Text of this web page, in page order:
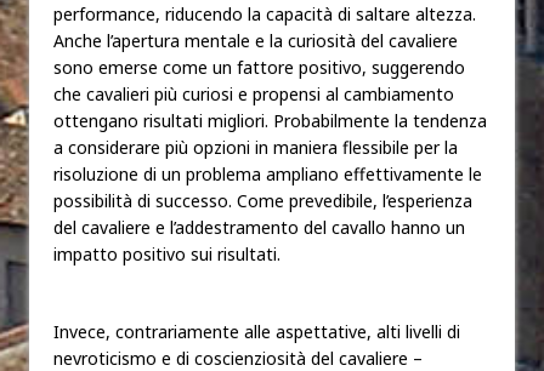
performance, riducendo la capacità di saltare altezza.
Anche l’apertura mentale e la curiosità del cavaliere
sono emerse come un fattore positivo, suggerendo
che cavalieri più curiosi e propensi al cambiamento
ottengano risultati migliori. Probabilmente la tendenza
a considerare più opzioni in maniera flessibile per la
risoluzione di un problema ampliano effettivamente le
possibilità di successo. Come prevedibile, l’esperienza
del cavaliere e l’addestramento del cavallo hanno un
impatto positivo sui risultati.
Invece, contrariamente alle aspettative, alti livelli di
nevroticismo e di coscienziosità del cavaliere –